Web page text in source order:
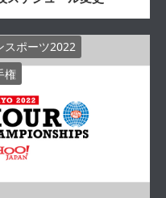
スポーツ2022
権